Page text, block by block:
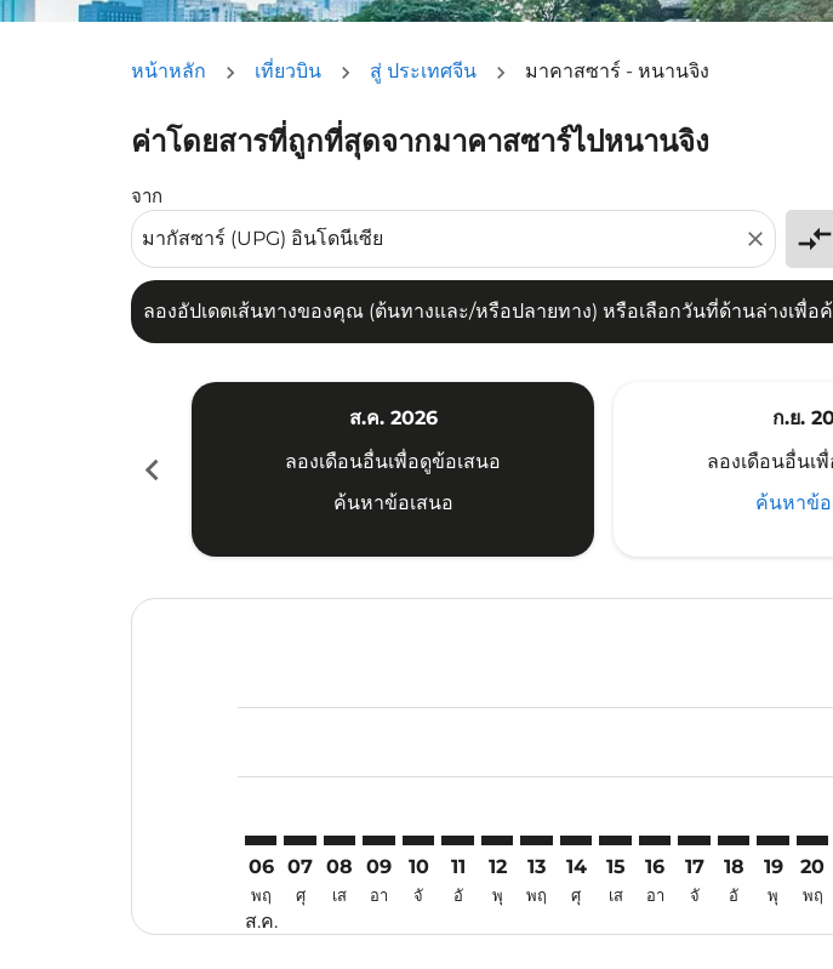
หน้าหลัก เที่ยวบิน สู่ ประเทศจีน มาคาสซาร์ - หนานจิง
ค่าโดยสารที่ถูกที่สุดจากมาคาสซาร์ไปหนานจิง
จาก
close compare_arrows
ลองอัปเดตเส้นทางของคุณ (ต้นทางและ/หรือปลายทาง) หรือเลือกวันที่ด้านล่างเพื่อ
ลองอัปเดตเส้นทางของคุณ (ต้นทางและ/หรือปลายทาง) หรือเลือกวันที่ด้านล่างเพื่อค้น
chevron_left
ส.ค. 2026
ลองเดือนอื่นเพื่อดูข้อเสนอ
ค้นหาข้อเสนอ
ก.ย.
ลองเดือนอื่นเ
ค้นหาข้อ
06
พฤ
ส.ค.
07
ศุ
08
เส
09
อา
10
จั
11
อั
12
พุ
13
พฤ
14
ศุ
15
เส
16
อา
17
จั
18
อั
19
พุ
20
พฤ